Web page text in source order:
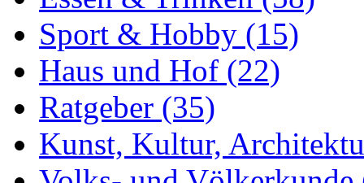
Sport & Hobby (15)
Haus und Hof (22)
Ratgeber (35)
Kunst, Kultur,